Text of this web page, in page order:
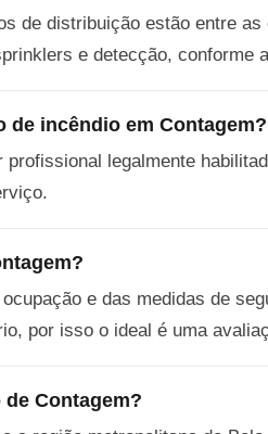
de distribuição estão entre
e detecção, conforme
de incêndio em Contagem?
legalmente
e das medidas de
por isso o ideal é uma
Contagem?